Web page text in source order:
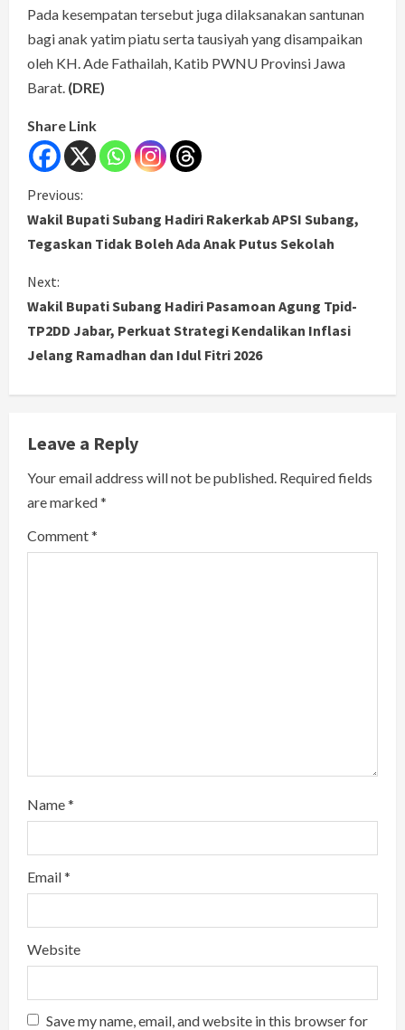
Pada kesempatan tersebut juga dilaksanakan santunan
bagi anak yatim piatu serta tausiyah yang disampaikan
oleh KH. Ade Fathailah, Katib PWNU Provinsi Jawa
Barat. (DRE)
Share Link
C
o
n
t
i
n
u
e
R
e
Previous:
Wakil Bupati Subang Hadiri Rakerkab APSI Subang,
Tegaskan Tidak Boleh Ada Anak Putus Sekolah
Next:
Wakil Bupati Subang Hadiri Pasamoan Agung Tpid-
TP2DD Jabar, Perkuat Strategi Kendalikan Inflasi
Jelang Ramadhan dan Idul Fitri 2026
Leave a Reply
Your email address will not be published. Required fields
are marked*
Comment*
Name*
Email*
Website
Save my name, email, and website in this browser for